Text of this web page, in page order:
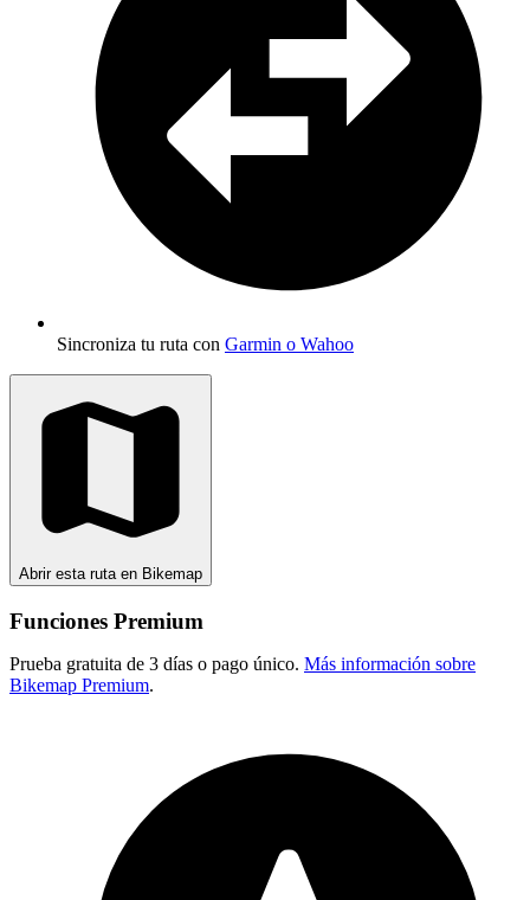
Sincroniza tu ruta con Garmin o Wahoo
Abrir esta ruta en Bikemap
Funciones Premium
Prueba gratuita de 3 días o pago único. Más información sobre
Bikemap Premium.